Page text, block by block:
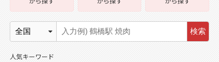
検索
人気キーワード